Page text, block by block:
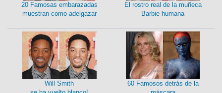
20 Famosas embarazadas
muestran como adelgazar
El rostro real de la muñeca
Barbie humana
Will Smith
60 Famosos detrás de la